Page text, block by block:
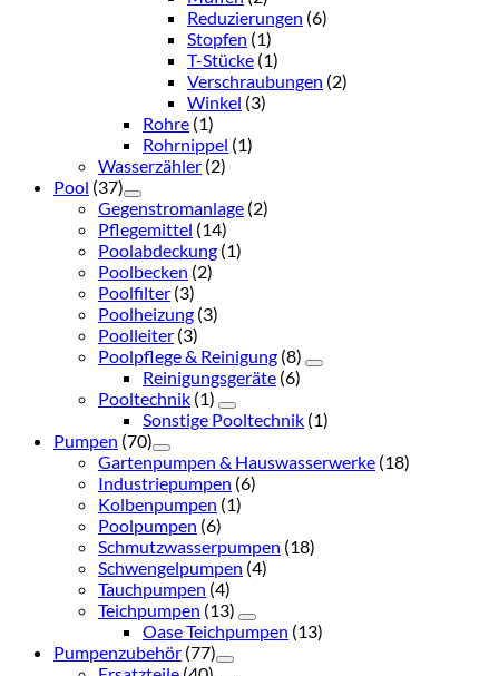
Reduzierungen (6)
Stopfen (1)
T-Stücke (1)
Verschraubungen (2)
Winkel (3)
Rohre (1)
Rohrnippel (1)
Wasserzähler (2)
Pool (37)
Gegenstromanlage (2)
Pflegemittel (14)
Poolabdeckung (1)
Poolbecken (2)
Poolfilter (3)
Poolheizung (3)
Poolleiter (3)
Poolpflege & Reinigung (8)
Reinigungsgeräte (6)
Pooltechnik (1)
Sonstige Pooltechnik (1)
Pumpen (70)
Gartenpumpen & Hauswasserwerke (18)
Industriepumpen (6)
Kolbenpumpen (1)
Poolpumpen (6)
Schmutzwasserpumpen (18)
Schwengelpumpen (4)
Tauchpumpen (4)
Teichpumpen (13)
Oase Teichpumpen (13)
Pumpenzubehör (77)